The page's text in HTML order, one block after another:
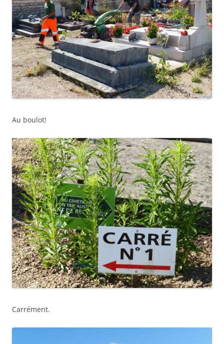
Au boulot!
Carrément.